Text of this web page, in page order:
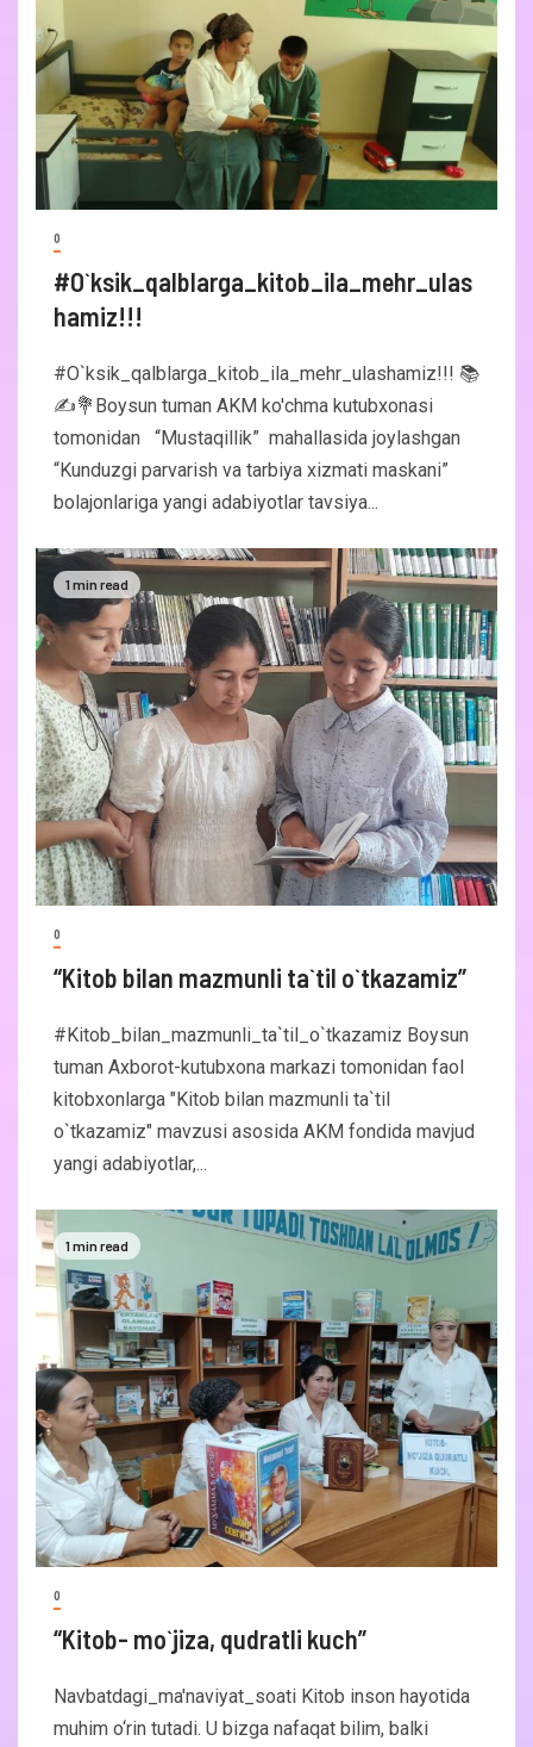
0
#O`ksik_qalblarga_kitob_ila_mehr_ulas
hamiz!!!
#O`ksik_qalblarga_kitob_ila_mehr_ulashamiz!!! 📚
✍️💐Boysun tuman AKM ko'chma kutubxonasi
tomonidan “Mustaqillik” mahallasida joylashgan
“Kunduzgi parvarish va tarbiya xizmati maskani”
bolajonlariga yangi adabiyotlar tavsiya...
1 min read
0
“Kitob bilan mazmunli ta`til o`tkazamiz”
#Kitob_bilan_mazmunli_ta`til_o`tkazamiz Boysun
tuman Axborot-kutubxona markazi tomonidan faol
kitobxonlarga "Kitob bilan mazmunli ta`til
o`tkazamiz" mavzusi asosida AKM fondida mavjud
yangi adabiyotlar,...
1 min read
0
“Kitob- mo`jiza, qudratli kuch”
Navbatdagi_ma'naviyat_soati Kitob inson hayotida
muhim o‘rin tutadi. U bizga nafaqat bilim, balki